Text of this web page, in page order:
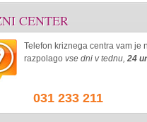
CENTER
Telefon kriznega centra vam je
razpolago vse dni v tednu, 24
031 233 211